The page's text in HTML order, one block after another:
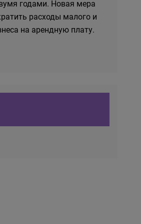
годами. Новая мера
расходы малого и
на арендную плату.